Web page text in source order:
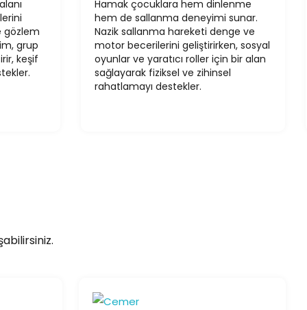
gözlem
grup
keşif
Hamak çocuklara hem dinlenme
hem de sallanma deneyimi sunar.
Nazik sallanma hareketi denge ve
motor becerilerini geliştirirken, sosyal
oyunlar ve yaratıcı roller için bir alan
sağlayarak fiziksel ve zihinsel
rahatlamayı destekler.